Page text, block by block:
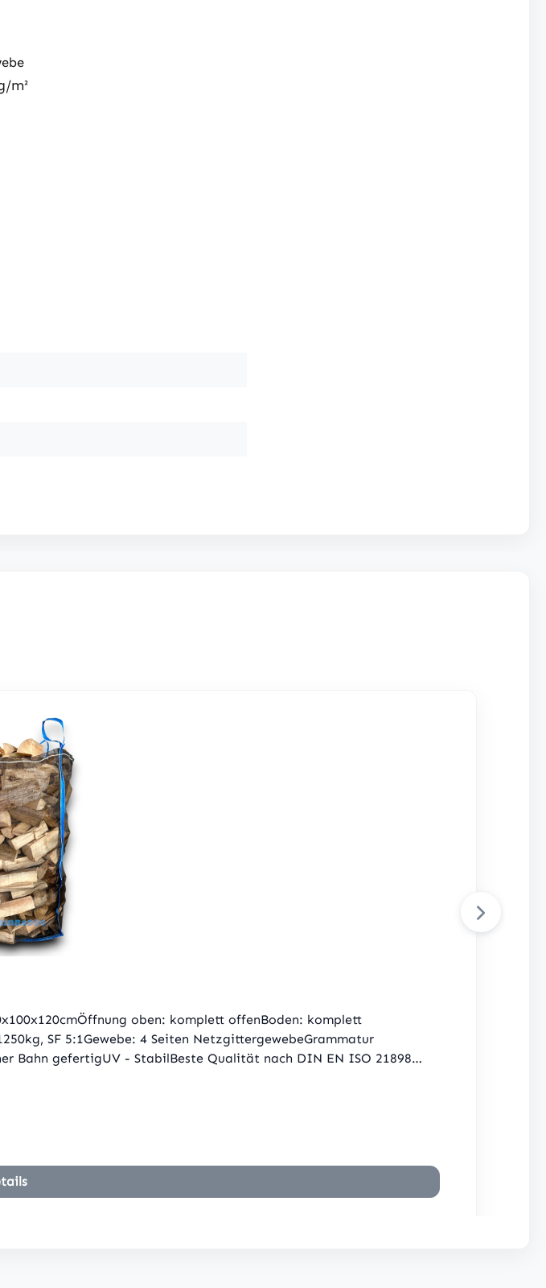
m²
oben: komplett offenBoden: komplett
SF 5:1Gewebe: 4 Seiten NetzgittergewebeGrammatur
Bahn gefertigUV - StabilBeste Qualität nach DIN EN ISO 21898